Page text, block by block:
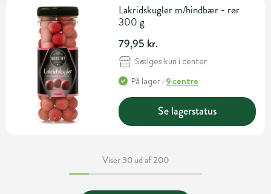
Lakridskugler m/hindbær - rør
300 g
79,95 kr.
Sælges kun i center
På lager i 9 centre
Se lagerstatus
Viser 30 ud af 200